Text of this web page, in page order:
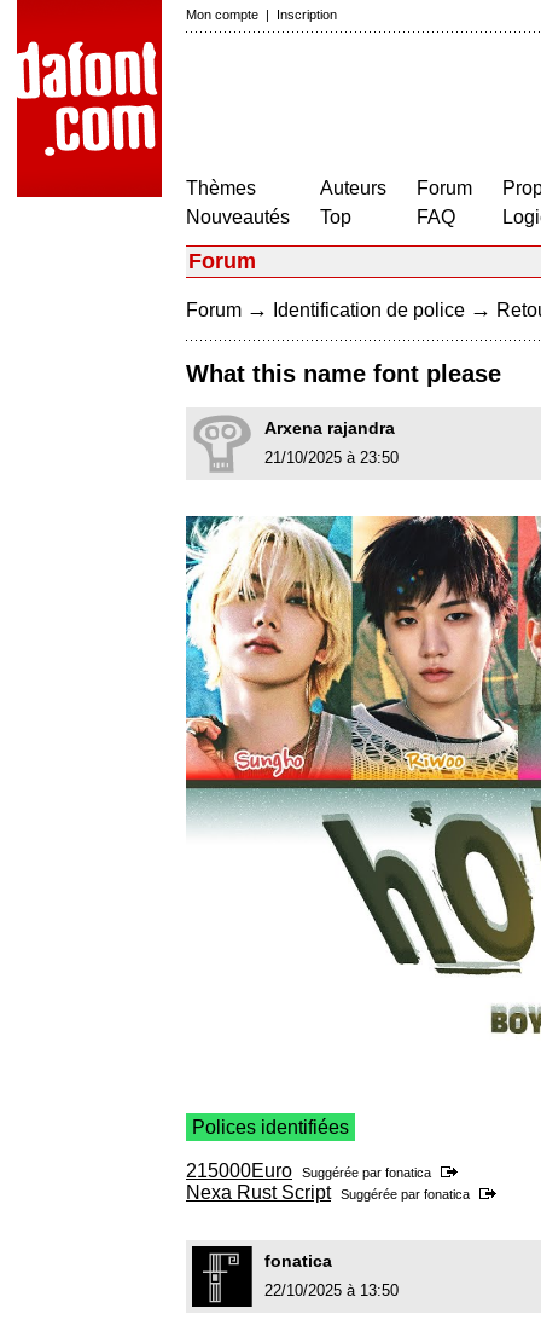
Mon compte | Inscription
Thèmes
Nouveautés
Auteurs
Top
Forum
FAQ
Forum
Forum → Identification de police →
What this name font please
Arxena rajandra
21/10/2025 à 23:50
Polices identifiées
215000Euro Suggérée par fonatica
Nexa Rust Script Suggérée par fonatica
fonatica
22/10/2025 à 13:50